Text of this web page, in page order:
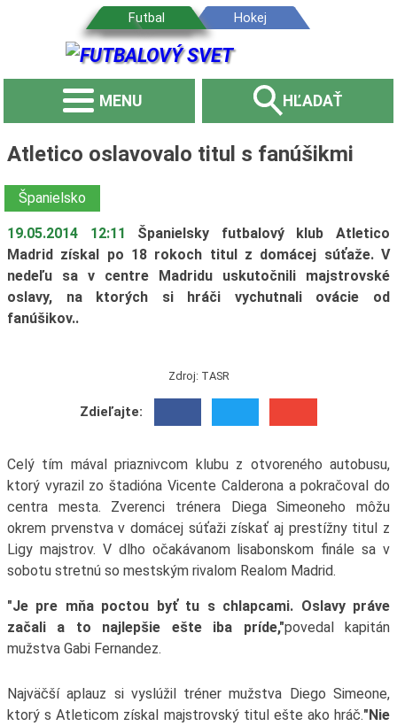
MENU HĽADAŤ
Atletico oslavovalo titul s fanúšikmi
Španielsko
19.05.2014 12:11
Španielsky futbalový klub Atletico
Madrid získal po 18 rokoch titul z domácej súťaže. V
nedeľu sa v centre Madridu uskutočnili majstrovské
oslavy, na ktorých si hráči vychutnali ovácie od
fanúšikov..
Zdroj: TASR
Zdieľajte:
Celý tím mával priaznivcom klubu z otvoreného autobusu,
ktorý vyrazil zo štadióna Vicente Calderona a pokračoval do
centra mesta. Zverenci trénera Diega Simeoneho môžu
okrem prvenstva v domácej súťaži získať aj prestížny titul z
Ligy majstrov. V dlho očakávanom lisabonskom finále sa v
sobotu stretnú so mestským rivalom Realom Madrid.
"Je pre mňa poctou byť tu s chlapcami. Oslavy práve
začali a to najlepšie ešte iba príde,"povedal kapitán
mužstva Gabi Fernandez.
Najväčší aplauz si vyslúžil tréner mužstva Diego Simeone,
ktorý s Atleticom získal majstrovský titul ešte ako hráč."Nie